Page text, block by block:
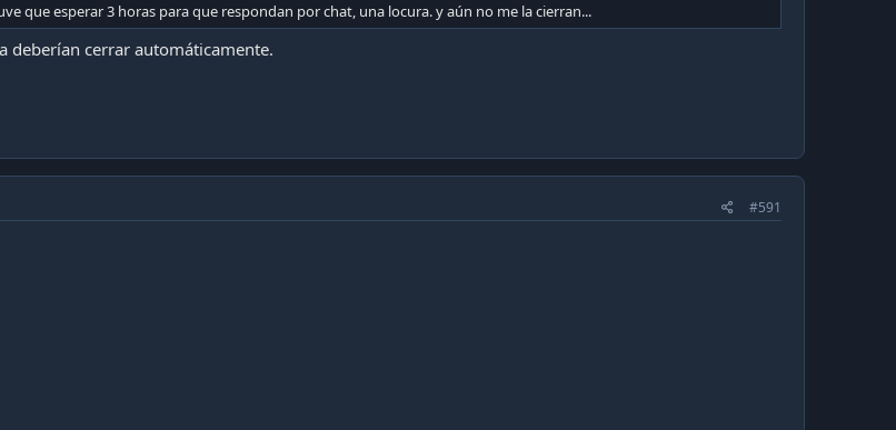
que esperar 3 horas para que respondan por chat, una locura. y aún no me la cierran...
deberían cerrar automáticamente.
#591